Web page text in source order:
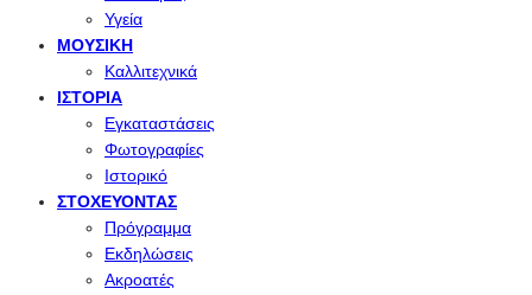
Υγεία
ΜΟΥΣΙΚΉ
Καλλιτεχνικά
ΙΣΤΟΡΊΑ
Εγκαταστάσεις
Φωτογραφίες
Ιστορικό
ΣΤΟΧΕΎΟΝΤΑΣ
Πρόγραμμα
Εκδηλώσεις
Ακροατές